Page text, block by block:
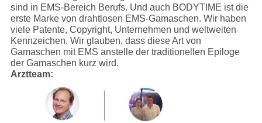
sind in EMS-Bereich Berufs. Und auch BODYTIME ist die
erste Marke von drahtlosen EMS-Gamaschen. Wir haben
viele Patente, Copyright, Unternehmen und weltweiten
Kennzeichen. Wir glauben, dass diese Art von
Gamaschen mit EMS anstelle der traditionellen Epiloge
der Gamaschen kurz wird.
Arztteam: